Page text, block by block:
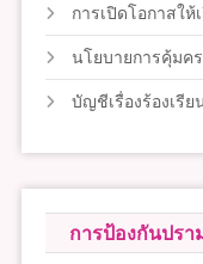
การเปิดโอกาสใ
นโยบายการคุ้มค
บัญชีเรื่องร้องเรีย
การป้องกันปรา